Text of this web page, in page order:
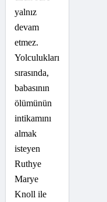
yalnız
devam
etmez.
Yolculukları
sırasında,
babasının
ölümünün
intikamını
almak
isteyen
Ruthye
Marye
Knoll ile